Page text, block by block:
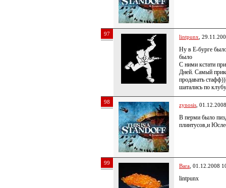
97 lintpunx ,
Ну в Е-бурге
было
С ними кстати
Дней. Самый
продавать
шатались по клубу
98 zynosis ,
В перми было
плинтусов,и
99 Bara , 01.12.2008
lintpunx